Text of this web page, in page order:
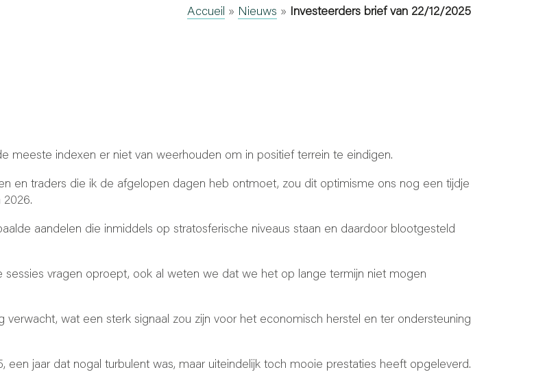
Accueil » Nieuws » Investeerders brief van 22/12/2025
indexen er niet van weerhouden om in positief terrein te eindigen.
en traders die ik de afgelopen dagen heb ontmoet, zou dit optimisme ons nog een tijdje
aandelen die inmiddels op stratosferische niveaus staan en daardoor blootgesteld
vragen oproept, ook al weten we dat we het op lange termijn niet mogen
wat een sterk signaal zou zijn voor het economisch herstel en ter ondersteuning
jaar dat nogal turbulent was, maar uiteindelijk toch mooie prestaties heeft opgeleverd.